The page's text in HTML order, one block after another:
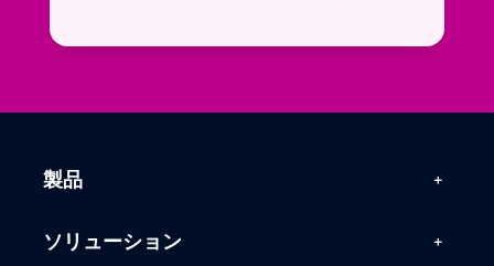
製品
製品一覧
ソリューション